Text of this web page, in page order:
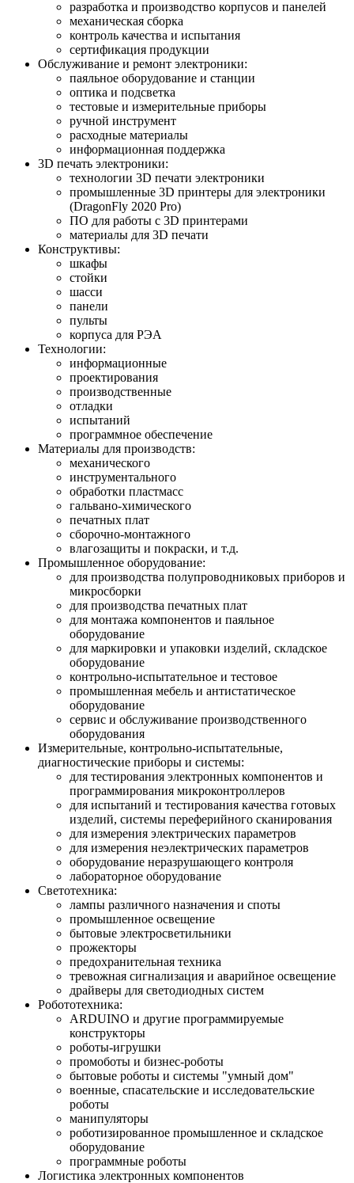
разработка и производство корпусов и панелей
механическая сборка
контроль качества и испытания
сертификация продукции
Обслуживание и ремонт электроники:
паяльное оборудование и станции
оптика и подсветка
тестовые и измерительные приборы
ручной инструмент
расходные материалы
информационная поддержка
3D печать электроники:
технологии 3D печати электроники
промышленные 3D принтеры для электроники
(DragonFly 2020 Pro)
ПО для работы с 3D принтерами
материалы для 3D печати
Конструктивы:
шкафы
стойки
шасси
панели
пульты
корпуса для РЭА
Технологии:
информационные
проектирования
производственные
отладки
испытаний
программное обеспечение
Материалы для производств:
механического
инструментального
обработки пластмасс
гальвано-химического
печатных плат
сборочно-монтажного
влагозащиты и покраски, и т.д.
Промышленное оборудование:
для производства полупроводниковых приборов и
микросборки
для производства печатных плат
для монтажа компонентов и паяльное
оборудование
для маркировки и упаковки изделий, складское
оборудование
контрольно-испытательное и тестовое
промышленная мебель и антистатическое
оборудование
сервис и обслуживание производственного
оборудования
Измерительные, контрольно-испытательные,
диагностические приборы и системы:
для тестирования электронных компонентов и
программирования микроконтроллеров
для испытаний и тестирования качества готовых
изделий, системы переферийного сканирования
для измерения электрических параметров
для измерения неэлектрических параметров
оборудование неразрушающего контроля
лабораторное оборудование
Светотехника:
лампы различного назначения и споты
промышленное освещение
бытовые электросветильники
прожекторы
предохранительная техника
тревожная сигнализация и аварийное освещение
драйверы для светодиодных систем
Робототехника:
ARDUINO и другие программируемые
конструкторы
роботы-игрушки
промоботы и бизнес-роботы
бытовые роботы и системы "умный дом"
военные, спасательские и исследовательские
роботы
манипуляторы
роботизированное промышленное и складское
оборудование
программные роботы
Логистика электронных компонентов